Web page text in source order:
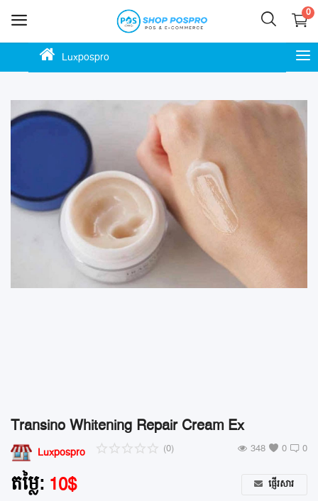
0
Luxpospro
លក់
នេះ
ភោជនីយដ្ឋាន
ហាងកាហ្វេ
ហាងម៉ាត
ហាងលក់ចាប់ហួយ
ស្កុក ឃ្លាំង ទំនិញ
ហាងលក់សំលៀកបំពាក់
Transino Whitening Repair Cream Ex
Luxpospro 0
(0) 0
348
តម្លៃ: 10$ ផ្ញើរសារ